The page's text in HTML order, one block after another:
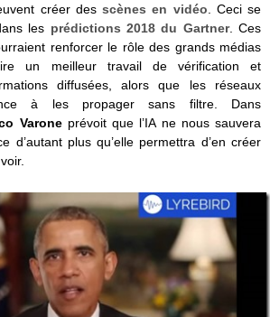
créer desscènes en vidéo . Ceci se
les prédictions 2018 du Gartner. Ces
renforcer le rôle des grands médias
un meilleur travail de vérification et
diffusées, alors que les réseaux
à les propager sans filtre. Dans
Varoneprévoit que l’IA ne nous sauvera
d’autant plus qu’elle permettra d’en créer